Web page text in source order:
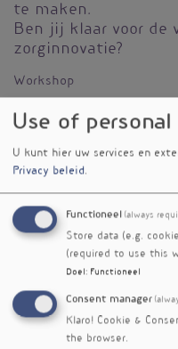
te maken.
Ben jij klaar voor de
zorginnovatie?
Workshop
Tijd
9:45 - 10:15
vrijdag 29 mei 2026
Vignet
Use of
U kunt hier uw services en
Privacy beleid.
Functioneel (always
Store data (e.g.
(required to use this
Doel : Functioneel
Consent manager
Klaro! Cookie &
the browser.